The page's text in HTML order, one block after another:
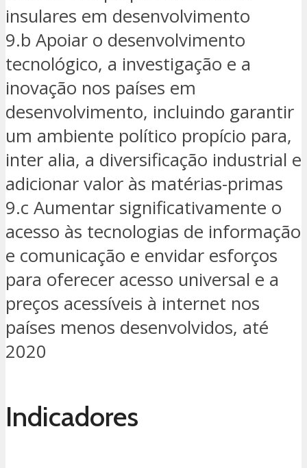
insulares em desenvolvimento
9.b Apoiar o desenvolvimento
tecnológico, a investigação e a
inovação nos países em
desenvolvimento, incluindo garantir
um ambiente político propício para,
inter alia, a diversificação industrial e
adicionar valor às matérias-primas
9.c Aumentar significativamente o
acesso às tecnologias de informação
e comunicação e envidar esforços
para oferecer acesso universal e a
preços acessíveis à internet nos
países menos desenvolvidos, até
2020
Indicadores